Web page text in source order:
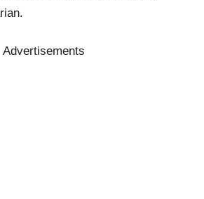
Advertisements